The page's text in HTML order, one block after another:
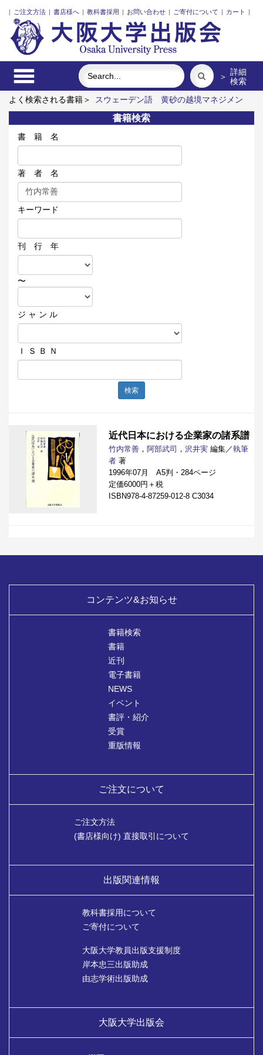
| ご注文方法 | 書店様へ | 教科書採用 | お問い合わせ | ご寄付について | カート |
＞ 詳細
検索
よく検索される書籍＞
スウェーデン語
黄砂の越境マネジメン
ト
オンデマンド版 簡明ウズベク語辞典
発話冒頭における言
語要素の語順と相互行為
湯川秀樹 量子力学序説
対話で創る
これからの「大学」
書籍検索
書 籍 名
著 者 名
キーワード
刊 行 年
〜
ジ ャ ン ル
Ｉ Ｓ Ｂ Ｎ
検索
近代日本における企業家の諸系譜
竹内常善 ， 阿部武司 ， 沢井実 編集／執筆
者 著
1996年07月 A5判・284ページ
定価6000円＋税
ISBN978-4-87259-012-8 C3034
コンテンツ&お知らせ
書籍検索
書籍
近刊
電子書籍
NEWS
イベント
書評・紹介
受賞
重版情報
ご注文について
ご注文方法
(書店様向け) 直接取引について
出版関連情報
教科書採用について
ご寄付について
大阪大学教員出版支援制度
岸本忠三出版助成
由志学術出版助成
大阪大学出版会